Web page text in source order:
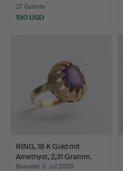
27 Gebote
190 USD
RING, 18 K Gold mit
Amethyst, 2,31 Gramm.
Beendet 3. Jul 2026